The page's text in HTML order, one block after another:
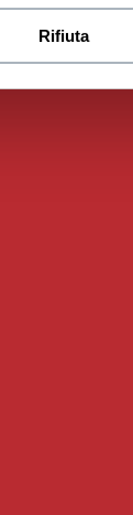
Rifiuta